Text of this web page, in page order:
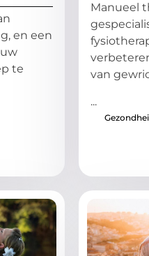
en een
te
Manueel
van
...